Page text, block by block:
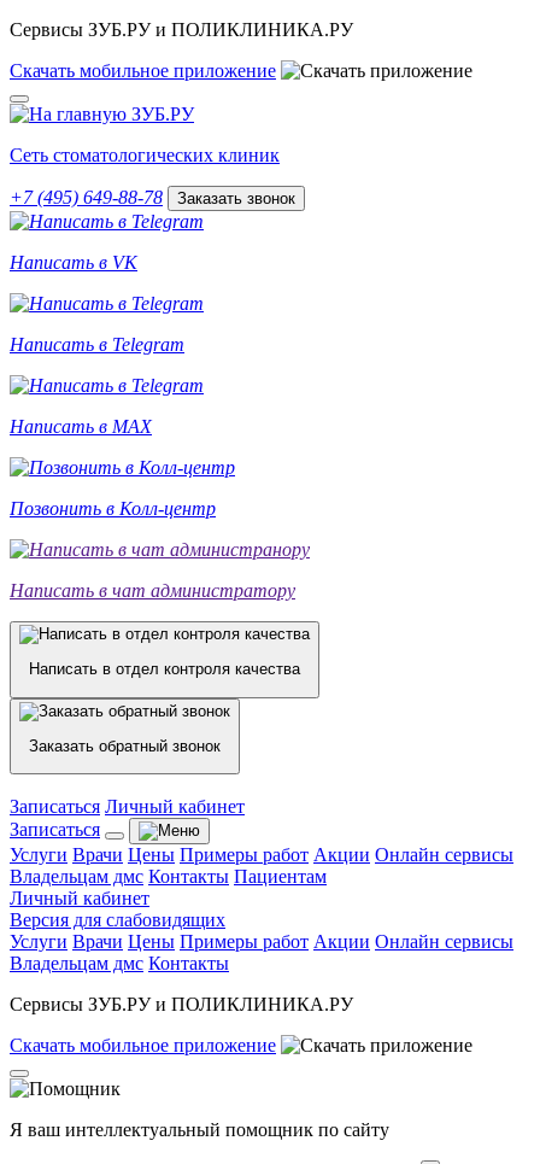
Сервисы ЗУБ.РУ и ПОЛИКЛИНИКА.РУ
Скачать мобильное приложение
Сеть стоматологических клиник
+7 (495) 649-88-78 Заказать звонок
Написать в VK
Написать в Telegram
Написать в MAX
Позвонить в Колл-центр
Написать в чат администратору
Написать в отдел контроля качества
Заказать обратный звонок
Записаться Личный кабинет
Записаться
Услуги Врачи Цены Примеры работ Акции Онлайн сервисы
Владельцам дмс Контакты Пациентам
Личный кабинет
Версия для слабовидящих
Услуги Врачи Цены Примеры работ Акции Онлайн сервисы
Владельцам дмс Контакты
Сервисы ЗУБ.РУ и ПОЛИКЛИНИКА.РУ
Скачать мобильное приложение
Я ваш интеллектуальный помощник по сайту